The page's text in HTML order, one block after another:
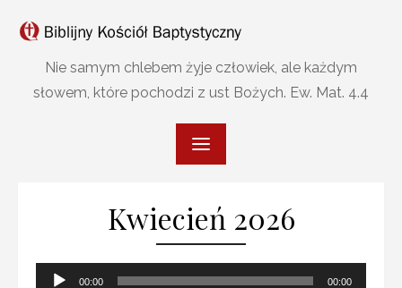
contentNie samym chlebem żyje człowiek, ale każdym
słowem, które pochodzi z ust Bożych. Ew. Mat. 4.4
Kwiecień 2026
Odtwarzacz
00:00 00:00